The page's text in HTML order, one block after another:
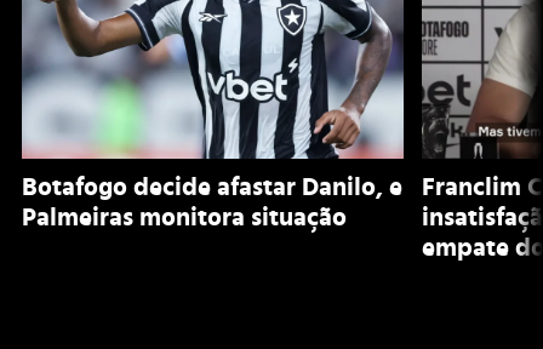
Botafogo decide afastar Danilo, e
Palmeiras monitora situação
Franclim
empate